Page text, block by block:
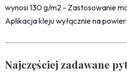
wynosi 130 g/m2 - Zastosowanie
Aplikacja kleju wyłącznie na
Najczęściej zadawane